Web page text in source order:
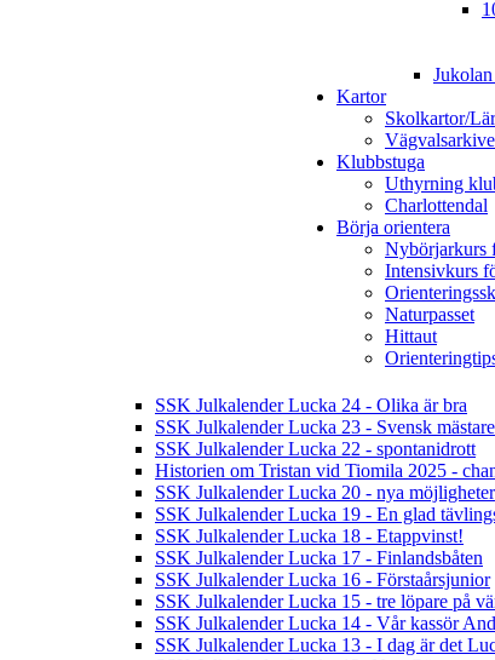
Kartor
Skolkartor/
Klubbstuga
Uthyrning
Charlottendal
Börja orientera
Nybörjarkurs
Intensivkurs
Naturpasset
Hittaut
SSK Julkalender Lucka 24 - Olika är bra
SSK Julkalender Lucka 23 - Svensk mästare
SSK Julkalender Lucka 22 - spontanidrott
Historien om Tristan vid Tiomila 2025 -
SSK Julkalender Lucka 20 - nya möjligheter
SSK Julkalender Lucka 19 - En glad
SSK Julkalender Lucka 18 - Etappvinst!
SSK Julkalender Lucka 17 - Finlandsbåten
SSK Julkalender Lucka 16 - Förstaårsjunior
SSK Julkalender Lucka 15 - tre löpare på
SSK Julkalender Lucka 14 - Vår kassör
SSK Julkalender Lucka 13 - I dag är det